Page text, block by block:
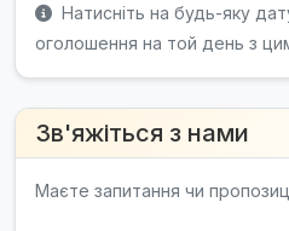
Натисніть на будь-яку
оголошення на той день з
Зв'яжіться з нами
Маєте запитання чи